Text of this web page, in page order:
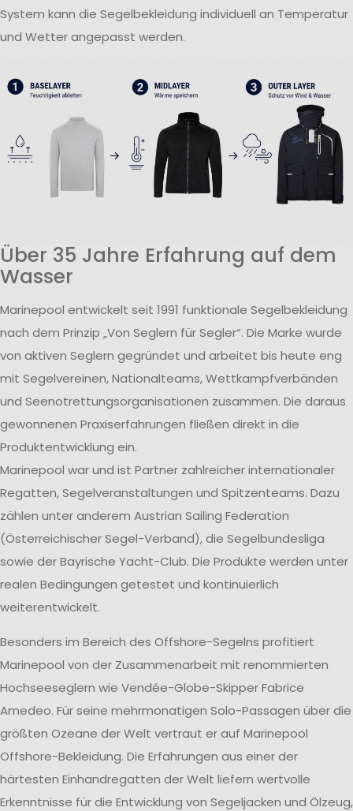
System kann die Segelbekleidung individuell an Temperatur
und Wetter angepasst werden.
Über 35 Jahre Erfahrung auf dem
Wasser
Marinepool entwickelt seit 1991 funktionale Segelbekleidung
nach dem Prinzip „Von Seglern für Segler“. Die Marke wurde
von aktiven Seglern gegründet und arbeitet bis heute eng
mit Segelvereinen, Nationalteams, Wettkampfverbänden
und Seenotrettungsorganisationen zusammen. Die daraus
gewonnenen Praxiserfahrungen fließen direkt in die
Produktentwicklung ein.
Marinepool war und ist Partner zahlreicher internationaler
Regatten, Segelveranstaltungen und Spitzenteams. Dazu
zählen unter anderem Austrian Sailing Federation
(Österreichischer Segel-Verband), die Segelbundesliga
sowie der Bayrische Yacht-Club. Die Produkte werden unter
realen Bedingungen getestet und kontinuierlich
weiterentwickelt.
Besonders im Bereich des Offshore-Segelns profitiert
Marinepool von der Zusammenarbeit mit renommierten
Hochseeseglern wie Vendée-Globe-Skipper Fabrice
Amedeo. Für seine mehrmonatigen Solo-Passagen über die
größten Ozeane der Welt vertraut er auf Marinepool
Offshore-Bekleidung. Die Erfahrungen aus einer der
härtesten Einhandregatten der Welt liefern wertvolle
Erkenntnisse für die Entwicklung von Segeljacken und Ölzeug,